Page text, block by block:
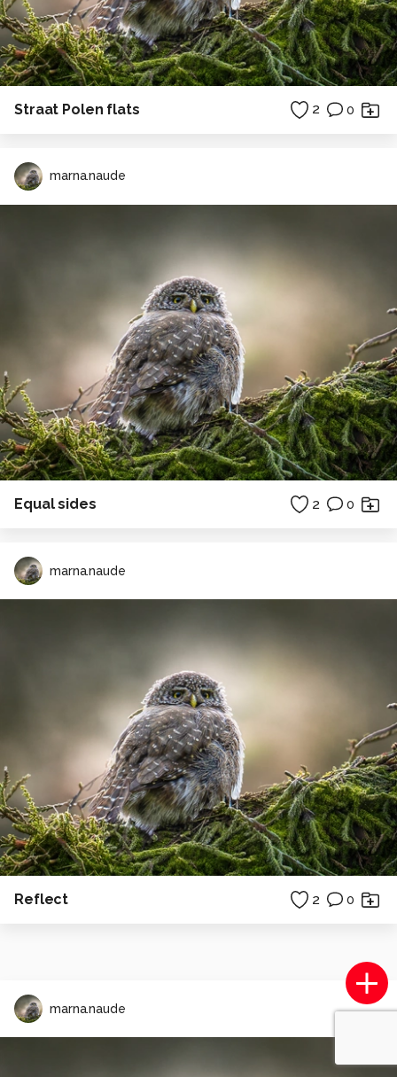
Straat Polen flats 2 0
marna.naude
Equal sides 2 0
marna.naude
Reflect 2 0
marna.naude